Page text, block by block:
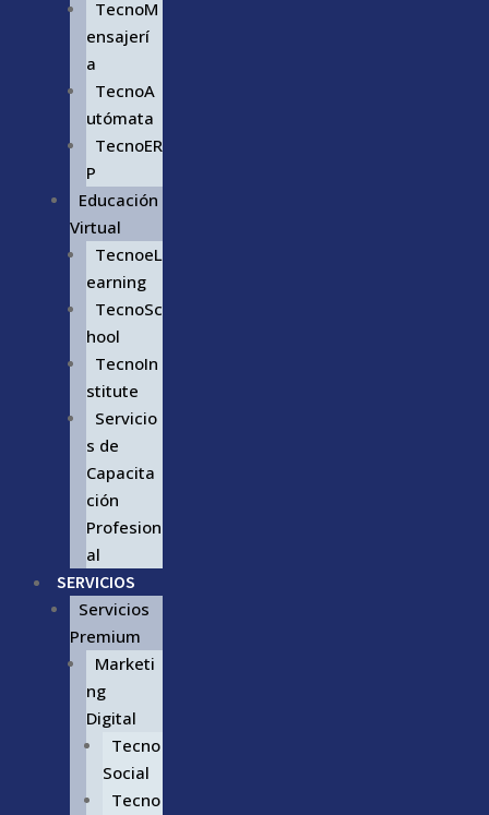
TecnoM
ensajerí
a
TecnoA
utómata
TecnoER
P
Educación
Virtual
TecnoeL
earning
TecnoSc
hool
TecnoIn
stitute
Servicio
s de
Capacita
ción
Profesion
al
SERVICIOS
Servicios
Premium
Marketi
ng
Digital
Tecno
Social
Tecno